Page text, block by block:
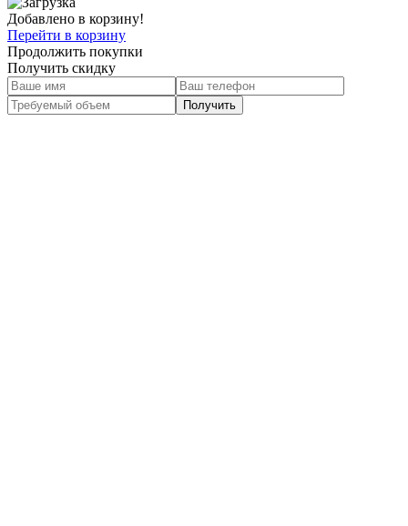
Добавлено в корзину!
Перейти в корзину
Продолжить покупки
Получить скидку